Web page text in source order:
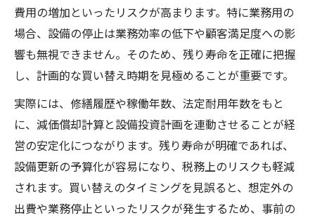
費用の増加といったリスクが高まります。特に業務用の
場合、設備の停止は業務効率の低下や顧客満足度への影
響も無視できません。そのため、残り寿命を正確に把握
し、計画的な買い替え時期を見極めることが重要です。
実際には、修繕履歴や稼働年数、法定耐用年数をもと
に、減価償却計算と設備投資計画を連動させることが経
営の安定化につながります。残り寿命が明確であれば、
設備更新の予算化が容易になり、税務上のリスクも軽減
されます。買い替えのタイミングを見誤ると、想定外の
出費や業務停止といったリスクが発生するため、事前の